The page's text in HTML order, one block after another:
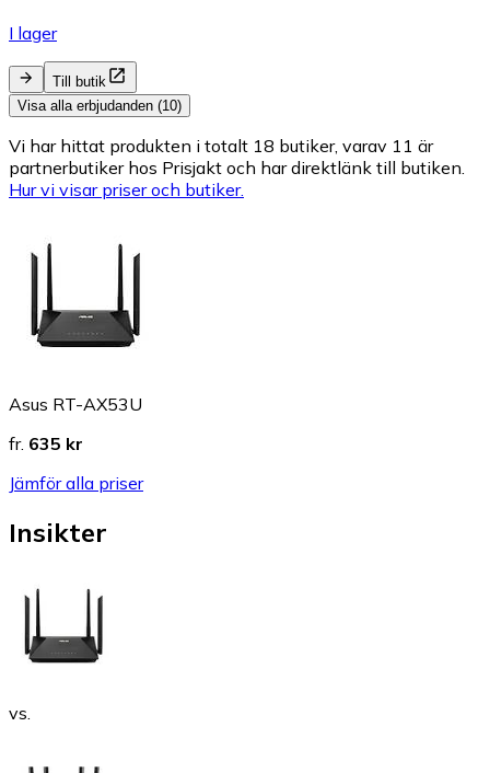
I lager
Till butik
Visa alla erbjudanden (10)
Vi har hittat produkten i totalt 18 butiker, varav 11 är
partnerbutiker hos Prisjakt och har direktlänk till butiken.
Hur vi visar priser och butiker.
Asus RT-AX53U
fr. 635 kr
Jämför alla priser
Insikter
vs.